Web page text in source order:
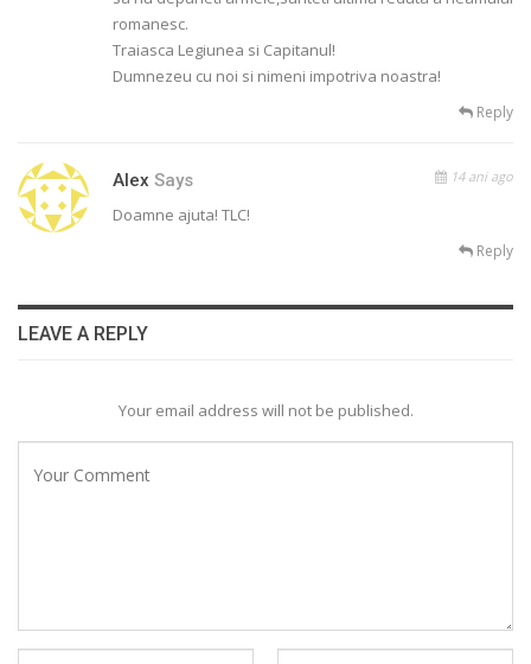
romanesc.
Traiasca Legiunea si Capitanul!
Dumnezeu cu noi si nimeni impotriva noastra!
Reply
Alex Says 14 ani ago
Doamne ajuta! TLC!
Reply
LEAVE A REPLY
Your email address will not be published.